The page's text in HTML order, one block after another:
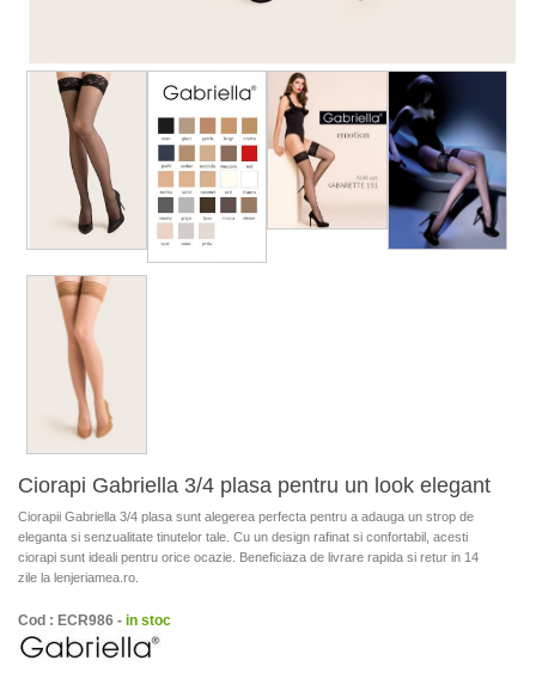
Ciorapi Gabriella 3/4 plasa pentru un look elegant
Ciorapii Gabriella 3/4 plasa sunt alegerea perfecta pentru a adauga un strop de
eleganta si senzualitate tinutelor tale. Cu un design rafinat si confortabil, acesti
ciorapi sunt ideali pentru orice ocazie. Beneficiaza de livrare rapida si retur in 14
zile la lenjeriamea.ro.
Cod : ECR986 - in stoc